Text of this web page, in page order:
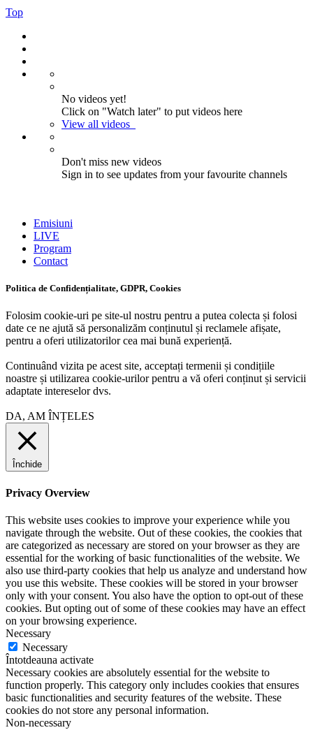
Top
No videos yet!
Click on "Watch later" to put videos here
View all videos
Don't miss new videos
Sign in to see updates from your favourite channels
Emisiuni
LIVE
Program
Contact
Politica de Confidențialitate, GDPR, Cookies
Folosim cookie-uri pe site-ul nostru pentru a putea colecta și folosi
date ce ne ajută să personalizăm conținutul și reclamele afișate,
pentru a oferi utilizatorilor cea mai bună experiență.
Continuând vizita pe acest site, acceptați termenii și condițiile
noastre și utilizarea cookie-urilor pentru a vă oferi conținut și servicii
adaptate intereselor dvs.
DA, AM ÎNȚELES
Închide
Privacy Overview
This website uses cookies to improve your experience while you
navigate through the website. Out of these cookies, the cookies that
are categorized as necessary are stored on your browser as they are
essential for the working of basic functionalities of the website. We
also use third-party cookies that help us analyze and understand how
you use this website. These cookies will be stored in your browser
only with your consent. You also have the option to opt-out of these
cookies. But opting out of some of these cookies may have an effect
on your browsing experience.
Necessary
Necessary
Întotdeauna activate
Necessary cookies are absolutely essential for the website to
function properly. This category only includes cookies that ensures
basic functionalities and security features of the website. These
cookies do not store any personal information.
Non-necessary